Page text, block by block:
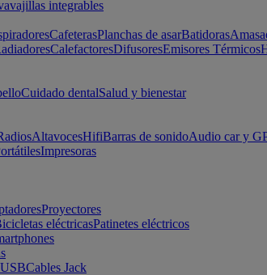
integrables
CafeterasPlanchas de asarBatidoras
CalefactoresDifusoresEmisores Térmicos
Cuidado dentalSalud y bienestar
AltavocesHifiBarras de sonidoAudio car y
Impresoras
Proyectores
eléctricasPatinetes eléctricos
Cables Jack